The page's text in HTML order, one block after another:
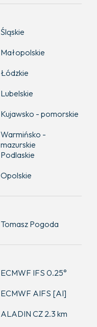
Śląskie
Małopolskie
Łódzkie
Lubelskie
Kujawsko - pomorskie
Warmińsko -
mazurskie
Podlaskie
Opolskie
Tomasz Pogoda
ECMWF IFS 0.25°
ECMWF AIFS [AI]
ALADIN CZ 2.3 km